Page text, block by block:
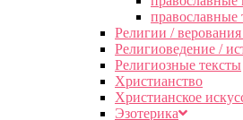
православные
Религии /
Религиоведение /
Религиозные тексты
Христианство
Христианское
Эзотерика